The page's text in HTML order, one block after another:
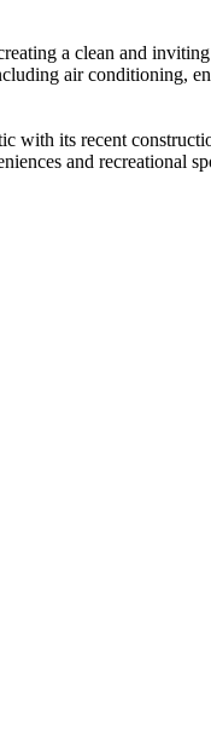
a clean and
air conditioning,
with its recent
and recreational